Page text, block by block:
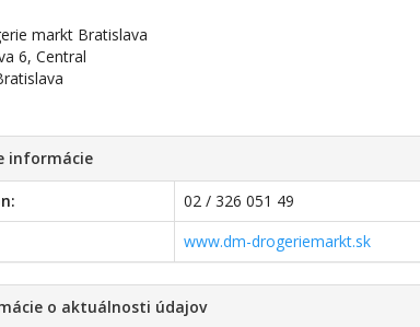
markt Bratislava
6, Central
informácie
02 / 326 051 49
www.dm-drogeriemarkt.sk
o aktuálnosti údajov